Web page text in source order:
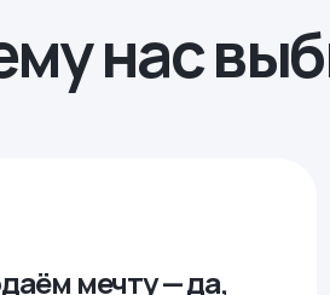
нас
мечту — да,